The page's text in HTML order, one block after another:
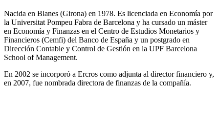
Nacida en Blanes (Girona) en 1978. Es licenciada en Economía por
la Universitat Pompeu Fabra de Barcelona y ha cursado un máster
en Economía y Finanzas en el Centro de Estudios Monetarios y
Financieros (Cemfi) del Banco de España y un postgrado en
Dirección Contable y Control de Gestión en la UPF Barcelona
School of Management.
En 2002 se incorporó a Ercros como adjunta al director financiero y,
en 2007, fue nombrada directora de finanzas de la compañía.